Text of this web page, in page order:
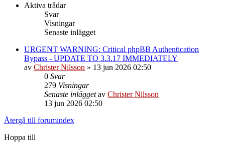
Aktiva trådar
Svar
Visningar
Senaste inlägget
URGENT WARNING: Critical phpBB Authentication
Bypass - UPDATE TO 3.3.17 IMMEDIATELY
av Christer Nilsson » 13 jun 2026 02:50
0 Svar
279 Visningar
Senaste inläggetav Christer Nilsson
13 jun 2026 02:50
Återgå till forumindex
Hoppa till